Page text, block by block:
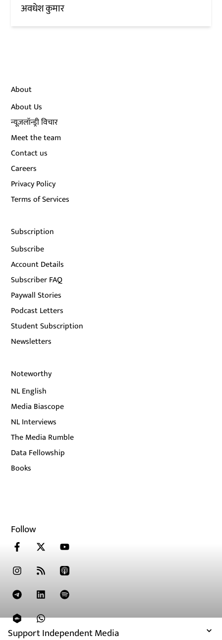
Support Independent Media
अवधेश कुमार
About
About Us
न्यूज़लॉन्ड्री विचार
Meet the team
Contact us
Careers
Privacy Policy
Terms of Services
Subscription
Subscribe
Account Details
Subscriber FAQ
Paywall Stories
Podcast Letters
Student Subscription
Newsletters
Noteworthy
NL English
Media Biascope
NL Interviews
The Media Rumble
Data Fellowship
Books
Follow